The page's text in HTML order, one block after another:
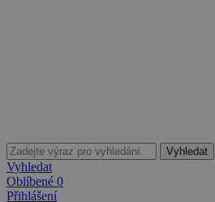
Vyhledat
Vyhledat
Oblíbené 0
Přihlášení